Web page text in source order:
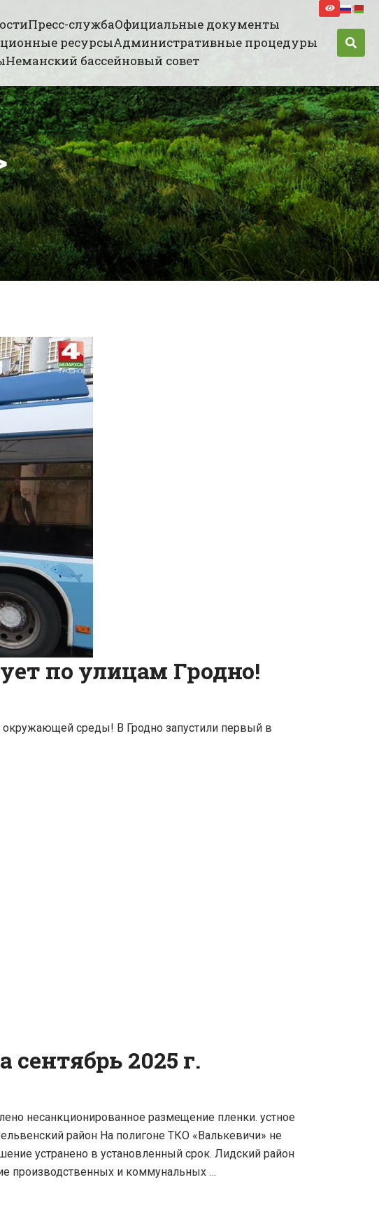
Пресс-службаОфициальные документы
ресурсыАдминистративные процедуры
Неманский бассейновый совет
по улицам Гродно!
окружающей среды! В Гродно запустили первый в
2025 г.
несанкционированное размещение пленки. устное
район На полигоне ТКО «Валькевичи» не
устранено в установленный срок. Лидский район
производственных и коммунальных …